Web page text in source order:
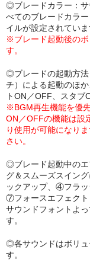
◎ブレードカラー：サ
べてのブレードカラ
イルが設定されていま
※ブレード起動後の
す。
◎ブレードの起動方法
チ）による起動のほ
トON／OFF、スタブ
※BGM再生機能を優
ON／OFFの機能は設
り使用が可能になり
さい。
◎ブレード起動中の
グ＆スムーズスイン
ックアップ、④フラ
⑦フォースエフェクト
サウンドフォントよ
す。
◎各サウンドはボリュ
す。